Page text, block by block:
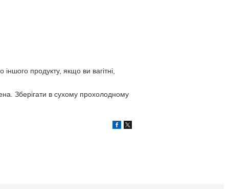
продукту, якщо ви вагітні,
Зберігати в сухому прохолодному